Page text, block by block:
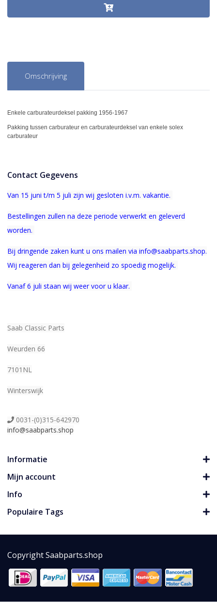
Omschrijving
Enkele carburateurdeksel pakking 1956-1967
Pakking tussen carburateur en carburateurdeksel van enkele solex
carburateur
Contact Gegevens
Van 15 juni t/m 5 juli zijn wij gesloten i.v.m. vakantie.
Bestellingen zullen na deze periode verwerkt en geleverd
worden.
Bij dringende zaken kunt u ons mailen via info@saabparts.shop.
Wij reageren dan bij gelegenheid zo spoedig mogelijk.
Vanaf 6 juli staan wij weer voor u klaar.
Saab Classic Parts
Weurden 66
7101NL
Winterswijk
0031-(0)315-642970
info@saabparts.shop
Informatie
Mijn account
Info
Populaire Tags
Copyright Saabparts.shop